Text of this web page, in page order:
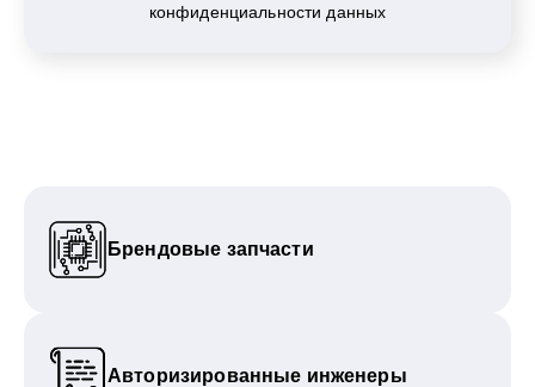
конфиденциальности данных
Брендовые запчасти
Авторизированные инженеры